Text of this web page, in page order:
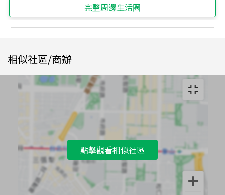
完整周邊生活圈
相似社區/商辦
點擊觀看相似社區